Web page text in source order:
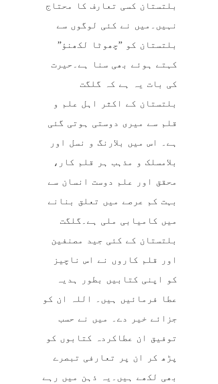
بلتستان کسی تعارف کا محتاج
نہیں۔میں نے کئی لوگوں سے
بلتستان کو ”چھوٹا لکھنؤ”
کہتے ہوئے بھی سنا ہے۔حیرت
کی بات یہ ہے کہ گلگت
بلتستان کے اکثر اہل علم و
قلم سے میری دوستی ہوتی گئی
ہے۔ اس میں بلارنگ و نسل اور
بلامسلک و مذہب ہر قلم کار،
محقق اور علم دوست انسان سے
بہت کم عرصے میں تعلق بنانے
میں کامیابی ملی ہے۔گلگت
بلتستان کے کئی جید مصنفین
اور قلم کاروں نے اس ناچیز
کو اپنی کتابیں بطور ہدیہ
عطا فرمائیں ہیں۔ اللہ ان کو
جزائے خیر دے۔ میں نے حسب
توفیق ان عطاکردہ کتابوں کو
پڑھ کر ان پر تعارفی تبصرے
بھی لکھے ہیں۔یہ ذہن میں رہے